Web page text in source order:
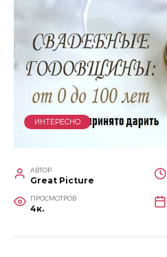
ИНТЕРЕСНО
АВТОР
Great Picture
ПРОСМОТРОВ
4к.